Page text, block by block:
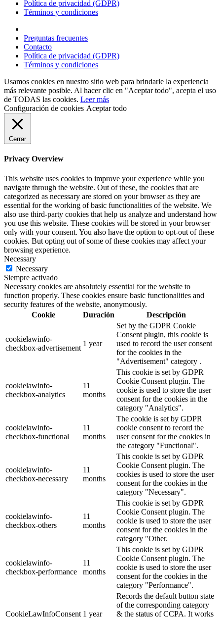
Política de privacidad (GDPR)
Términos y condiciones
Preguntas frecuentes
Contacto
Política de privacidad (GDPR)
Términos y condiciones
Usamos cookies en nuestro sitio web para brindarle la experiencia
más relevante posible. Al hacer clic en "Aceptar todo", acepta el uso
de TODAS las cookies. Leer más
Configuración de cookies Aceptar todo
Cerrar
Privacy Overview
This website uses cookies to improve your experience while you
navigate through the website. Out of these, the cookies that are
categorized as necessary are stored on your browser as they are
essential for the working of basic functionalities of the website. We
also use third-party cookies that help us analyze and understand how
you use this website. These cookies will be stored in your browser
only with your consent. You also have the option to opt-out of these
cookies. But opting out of some of these cookies may affect your
browsing experience.
Necessary
Necessary
Siempre activado
Necessary cookies are absolutely essential for the website to
function properly. These cookies ensure basic functionalities and
security features of the website, anonymously.
Cookie
Duración Descripción
cookielawinfo-
checkbox-advertisement
1 year
Set by the GDPR Cookie
Consent plugin, this cookie is
used to record the user consent
for the cookies in the
"Advertisement" category .
cookielawinfo-
checkbox-analytics
11
months
This cookie is set by GDPR
Cookie Consent plugin. The
cookie is used to store the user
consent for the cookies in the
category "Analytics".
cookielawinfo-
checkbox-functional
11
months
The cookie is set by GDPR
cookie consent to record the
user consent for the cookies in
the category "Functional".
cookielawinfo-
checkbox-necessary
11
months
This cookie is set by GDPR
Cookie Consent plugin. The
cookies is used to store the user
consent for the cookies in the
category "Necessary".
cookielawinfo-
checkbox-others
11
months
This cookie is set by GDPR
Cookie Consent plugin. The
cookie is used to store the user
consent for the cookies in the
category "Other.
cookielawinfo-
checkbox-performance
11
months
This cookie is set by GDPR
Cookie Consent plugin. The
cookie is used to store the user
consent for the cookies in the
category "Performance".
CookieLawInfoConsent 1 year
Records the default button state
of the corresponding category
& the status of CCPA. It works